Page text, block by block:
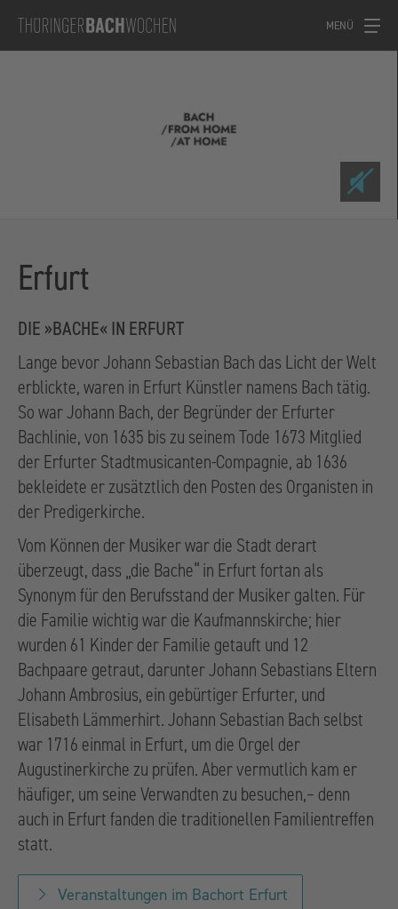
MENÜ
Erfurt
DIE »BACHE« IN ERFURT
Lange bevor Johann Sebastian Bach das Licht der Welt
erblickte, waren in Erfurt Künstler namens Bach tätig.
So war Johann Bach, der Begründer der Erfurter
Bachlinie, von 1635 bis zu seinem Tode 1673 Mitglied
der Erfurter Stadtmusicanten-Compagnie, ab 1636
bekleidete er zusätztlich den Posten des Organisten in
der Predigerkirche.
Vom Können der Musiker war die Stadt derart
überzeugt, dass „die Bache“ in Erfurt fortan als
Synonym für den Berufsstand der Musiker galten. Für
die Familie wichtig war die Kaufmannskirche; hier
wurden 61 Kinder der Familie getauft und 12
Bachpaare getraut, darunter Johann Sebastians Eltern
Johann Ambrosius, ein gebürtiger Erfurter, und
Elisabeth Lämmerhirt. Johann Sebastian Bach selbst
war 1716 einmal in Erfurt, um die Orgel der
Augustinerkirche zu prüfen. Aber vermutlich kam er
häufiger, um seine Verwandten zu besuchen,– denn
auch in Erfurt fanden die traditionellen Familientreffen
statt.
Veranstaltungen im Bachort Erfurt